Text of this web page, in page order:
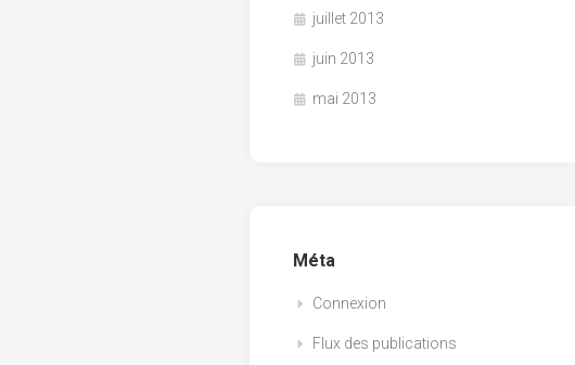
juillet 2013
juin 2013
mai 2013
Méta
Connexion
Flux des publications